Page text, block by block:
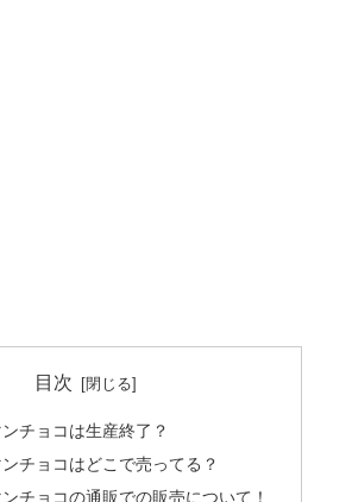
目次
チョコは生産終了？
チョコはどこで売ってる？
チョコの通販での販売について！